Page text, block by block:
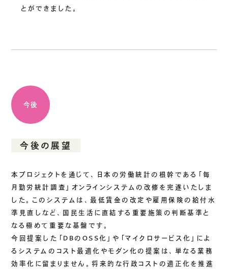
とができました。
今後
今後の展望
本プロジェクトを通じて、日本の労働統計の根幹である「毎
月勤労統計調査」オンラインシステムの改修を完遂いたしま
した。このシステムは、最低賃金の改定や雇用保険の給付水
準見直しなど、国民生活に直結する重要施策の判断基準と
なる極めて重要な基盤です。
今回提案した「DBのOSS化」や「マイクロサービス化」によ
るシステムのコスト最適化やモダン化の提案は、単なる業務
効率化に留まりません。将来的な行政コストの適正化を推進